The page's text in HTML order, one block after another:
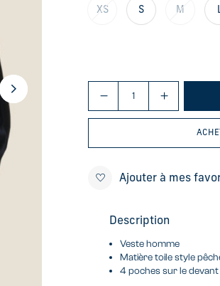
XS S M
Ajouter à mes
Description
Veste homme
Matière toile style
4 poches sur le devant